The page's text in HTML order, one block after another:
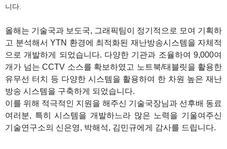
니다.
올해는 기술국과 보도국, 그래픽팀이 정기적으로 모여 기획하
고 분석해서 YTN 환경에 최적화된 재난방송시스템을 자체적
으로 개발하게 되었습니다. 다양한 기관과 조율하여 9,000여
개가 넘는 CCTV 소스를 확보하였고 노트북/태블릿을 활용한
유무선 터치 등 다양한 시스템을 활용하여 한 차원 높은 재난
방송 시스템을 구축하게 되었습니다.
이를 위해 적극적인 지원을 해주신 기술국장님과 선후배 동료
여러분, 특히 시스템을 개발하느라 많은 노력을 기울여주신
기술연구소의 신은영, 박해석, 김민규에게 감사를 드립니다.